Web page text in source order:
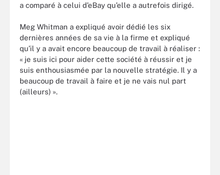
a comparé à celui d’eBay qu’elle a autrefois dirigé.
Meg Whitman a expliqué avoir dédié les six
dernières années de sa vie à la firme et expliqué
qu’il y a avait encore beaucoup de travail à réaliser :
« je suis ici pour aider cette société à réussir et je
suis enthousiasmée par la nouvelle stratégie. Il y a
beaucoup de travail à faire et je ne vais nul part
(ailleurs) ».